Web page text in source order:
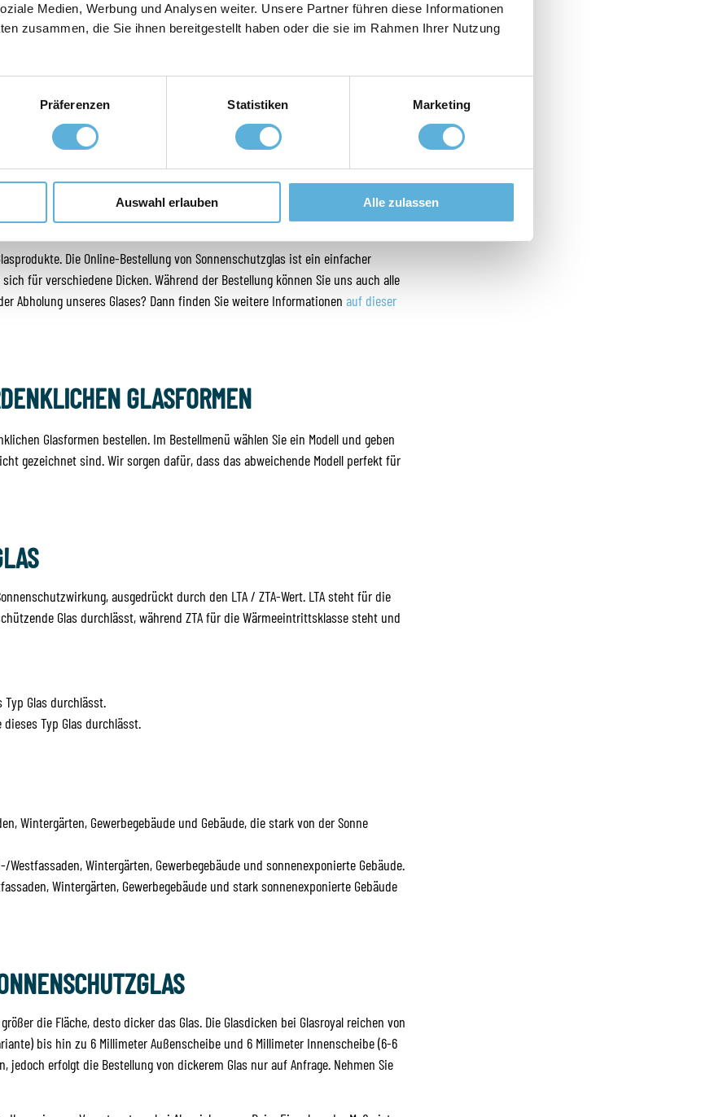
Medien, Werbung und Analysen weiter. Unsere Partner führen diese Informationen
zusammen, die Sie ihnen bereitgestellt haben oder die sie im Rahmen Ihrer Nutzung
Präferenzen Statistiken Marketing
Auswahl erlauben Alle zulassen
BESTELLEN
Die Online-Bestellung von Sonnenschutzglas ist ein einfacher
für verschiedene Dicken. Während der Bestellung können Sie uns auch alle
Abholung unseres Glases? Dann finden Sie weitere Informationen auf dieser
GLASFORMEN
Glasformen bestellen. Im Bestellmenü wählen Sie ein Modell und geben
gezeichnet sind. Wir sorgen dafür, dass das abweichende Modell perfekt für
ausgedrückt durch den LTA / ZTA-Wert. LTA steht für die
Glas durchlässt, während ZTA für die Wärmeeintrittsklasse steht und
Glas durchlässt.
Typ Glas durchlässt.
Wintergärten, Gewerbegebäude und Gebäude, die stark von der Sonne
Wintergärten, Gewerbegebäude und sonnenexponierte Gebäude.
Wintergärten, Gewerbegebäude und stark sonnenexponierte Gebäude
die Fläche, desto dicker das Glas. Die Glasdicken bei Glasroyal reichen von
bis hin zu 6 Millimeter Außenscheibe und 6 Millimeter Innenscheibe (6-6
erfolgt die Bestellung von dickerem Glas nur auf Anfrage. Nehmen Sie